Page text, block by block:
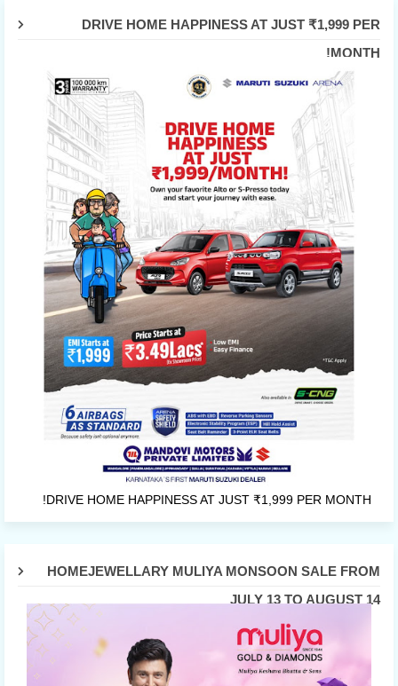
DRIVE HOME HAPPINESS AT JUST ₹1,999 PER
MONTH!
DRIVE HOME HAPPINESS AT JUST ₹1,999 PER MONTH!
HOMEJEWELLARY MULIYA MONSOON SALE FROM
JULY 13 TO AUGUST 14